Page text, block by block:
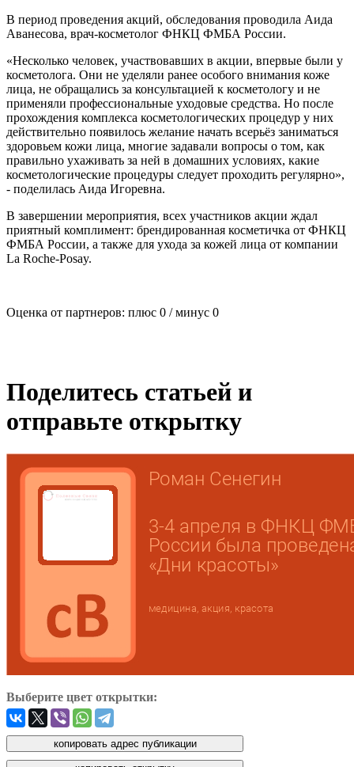
В период проведения акций, обследования проводила Аида
Аванесова, врач-косметолог ФНКЦ ФМБА России.
«Несколько человек, участвовавших в акции, впервые были у
косметолога. Они не уделяли ранее особого внимания коже
лица, не обращались за консультацией к косметологу и не
применяли профессиональные уходовые средства. Но после
прохождения комплекса косметологических процедур у них
действительно появилось желание начать всерьёз заниматься
здоровьем кожи лица, многие задавали вопросы о том, как
правильно ухаживать за ней в домашних условиях, какие
косметологические процедуры следует проходить регулярно»,
- поделилась Аида Игоревна.
В завершении мероприятия, всех участников акции ждал
приятный комплимент: брендированная косметичка от ФНКЦ
ФМБА России, а также для ухода за кожей лица от компании
La Roche-Posay.
Оценка от партнеров: плюс 0 / минус 0
Поделитесь статьей и
отправьте открытку
Выберите цвет открытки: